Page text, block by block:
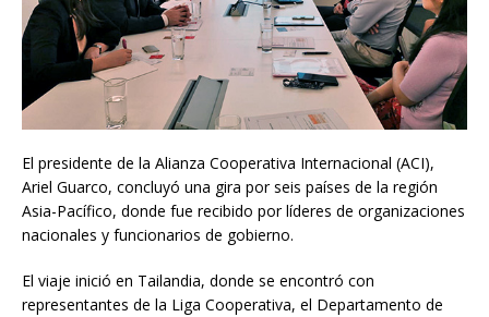
El presidente de la Alianza Cooperativa Internacional (ACI),
Ariel Guarco, concluyó una gira por seis países de la región
Asia-Pacífico, donde fue recibido por líderes de organizaciones
nacionales y funcionarios de gobierno.
El viaje inició en Tailandia, donde se encontró con
representantes de la Liga Cooperativa, el Departamento de